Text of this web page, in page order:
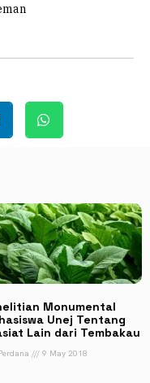
Monumental
Unej Tentang
Lain dari Tembakau
9 May 2018